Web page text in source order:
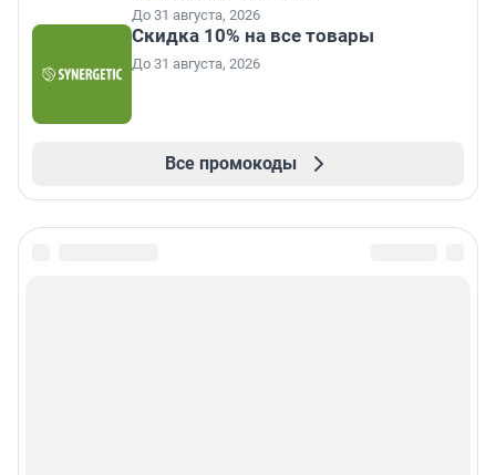
До 31 августа, 2026
Скидка 10% на все товары
До 31 августа, 2026
Все промокоды